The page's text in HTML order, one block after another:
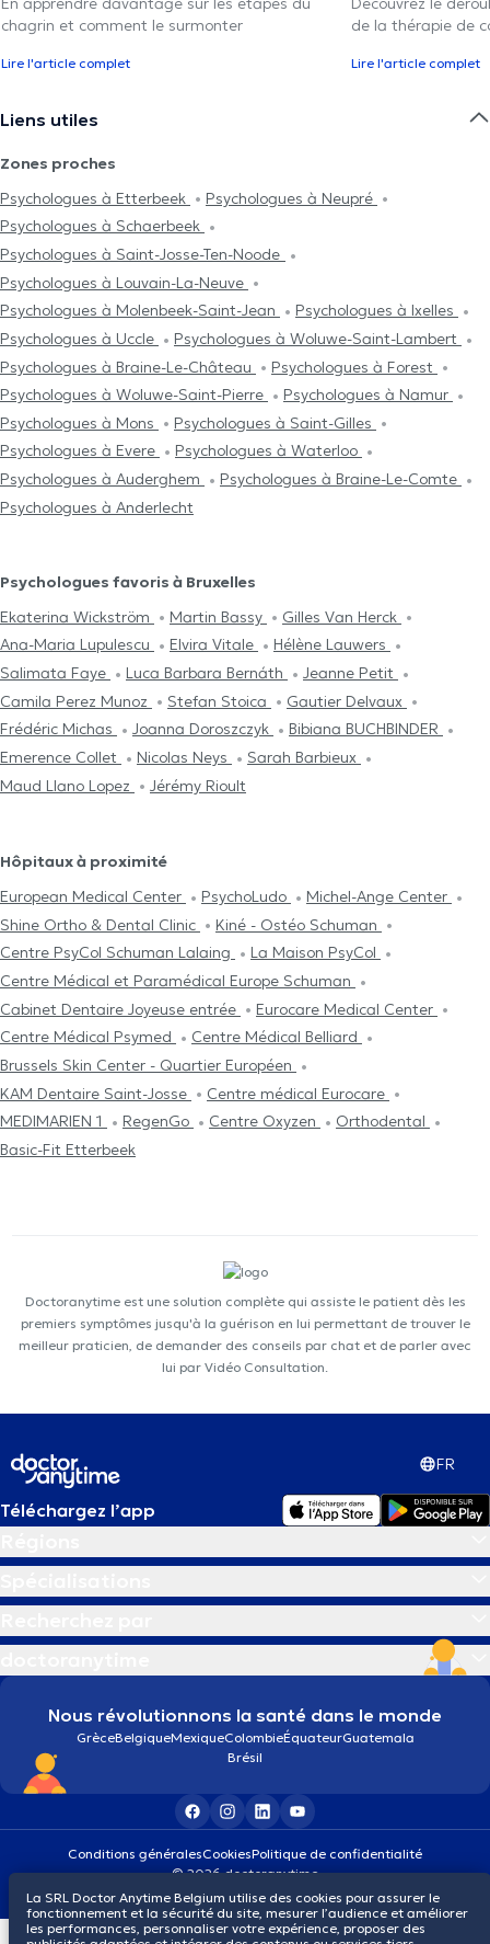
chagrin et comment le surmonter
Lire l'article complet
de la thérapie de
Lire l'article complet
Liens utiles
Zones proches
Psychologues à Etterbeek
Psychologues à Neupré
Psychologues à Schaerbeek
Psychologues à Saint-Josse-Ten-Noode
Psychologues à Louvain-La-Neuve
Psychologues à Molenbeek-Saint-Jean
Psychologues à Ixelles
Psychologues à Uccle
Psychologues à Woluwe-Saint-Lambert
Psychologues à Braine-Le-Château
Psychologues à Forest
Psychologues à Woluwe-Saint-Pierre
Psychologues à Namur
Psychologues à Mons
Psychologues à Saint-Gilles
Psychologues à Evere
Psychologues à Waterloo
Psychologues à Auderghem
Psychologues à Braine-Le-Comte
Psychologues à Anderlecht
Psychologues favoris à Bruxelles
Ekaterina Wickström
Martin Bassy
Gilles Van Herck
Ana-Maria Lupulescu
Elvira Vitale
Hélène Lauwers
Salimata Faye
Luca Barbara Bernáth
Jeanne Petit
Camila Perez Munoz
Stefan Stoica
Gautier Delvaux
Frédéric Michas
Joanna Doroszczyk
Bibiana BUCHBINDER
Emerence Collet
Nicolas Neys
Sarah Barbieux
Maud Llano Lopez
Jérémy Rioult
Hôpitaux à proximité
European Medical Center
PsychoLudo
Michel-Ange Center
Shine Ortho & Dental Clinic
Kiné - Ostéo Schuman
Centre PsyCol Schuman Lalaing
La Maison PsyCol
Centre Médical et Paramédical Europe Schuman
Cabinet Dentaire Joyeuse entrée
Eurocare Medical Center
Centre Médical Psymed
Centre Médical Belliard
Brussels Skin Center - Quartier Européen
KAM Dentaire Saint-Josse
Centre médical Eurocare
MEDIMARIEN 1
RegenGo Centre Oxyzen
Orthodental
Basic-Fit Etterbeek
Doctoranytime est une solution complète qui assiste le patient dès les
premiers symptômes jusqu'à la guérison en lui permettant de trouver le
meilleur praticien, de demander des conseils par chat et de parler avec
lui par Vidéo Consultation.
FR
Téléchargez l’app
Nous révolutionnons la santé dans le monde
GrèceBelgiqueMexiqueColombieÉquateurGuatemala
Brésil
Conditions généralesCookiesPolitique de confidentialité
© 2026 doctoranytime
La SRL Doctor Anytime Belgium utilise des cookies pour assurer le
fonctionnement et la sécurité du site, mesurer l’audience et améliorer
les performances, personnaliser votre expérience, proposer des